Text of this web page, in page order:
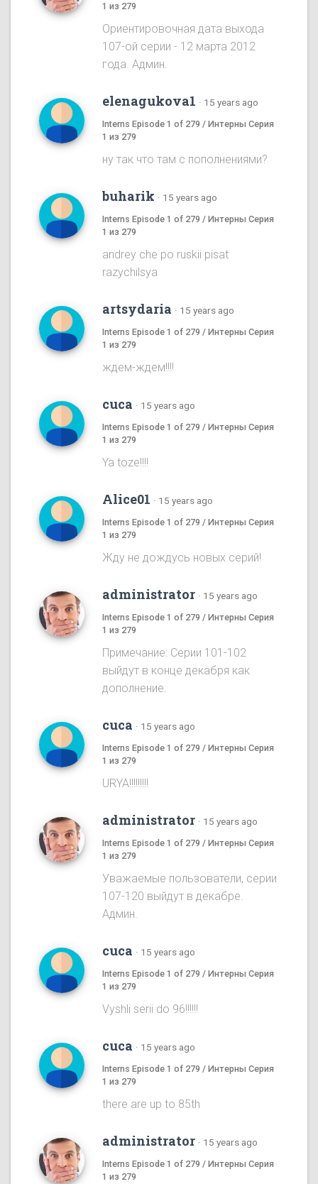
1 из 279
Ориентировочная дата выхода
107-ой серии - 12 марта 2012
года. Админ.
elenagukova1 · 15 years ago
Interns Episode 1 of 279 / Интерны Серия
1 из 279
ну так что там с пополнениями?
buharik · 15 years ago
Interns Episode 1 of 279 / Интерны Серия
1 из 279
andrey che po ruskii pisat
razychilsya
artsydaria · 15 years ago
Interns Episode 1 of 279 / Интерны Серия
1 из 279
ждем-ждем!!!!
cuca · 15 years ago
Interns Episode 1 of 279 / Интерны Серия
1 из 279
Ya toze!!!!
Alice01 · 15 years ago
Interns Episode 1 of 279 / Интерны Серия
1 из 279
Жду не дождусь новых серий!
administrator · 15 years ago
Interns Episode 1 of 279 / Интерны Серия
1 из 279
Примечание: Серии 101-102
выйдут в конце декабря как
дополнение.
cuca · 15 years ago
Interns Episode 1 of 279 / Интерны Серия
1 из 279
URYA!!!!!!!!!
administrator · 15 years ago
Interns Episode 1 of 279 / Интерны Серия
1 из 279
Уважаемые пользователи, серии
107-120 выйдут в декабре.
Админ.
cuca · 15 years ago
Interns Episode 1 of 279 / Интерны Серия
1 из 279
Vyshli serii do 96!!!!!!
cuca · 15 years ago
Interns Episode 1 of 279 / Интерны Серия
1 из 279
there are up to 85th
administrator · 15 years ago
Interns Episode 1 of 279 / Интерны Серия
1 из 279